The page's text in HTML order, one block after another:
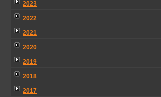
2023
2022
2021
2020
2019
2018
2017